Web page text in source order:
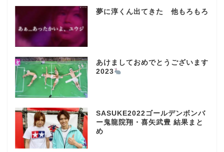
夢に淳くん出てきた 他もろもろ
あけましておめでとうございます
2023
SASUKE2022ゴールデンボンバ
ー鬼龍院翔・喜矢武豊 結果まと
め